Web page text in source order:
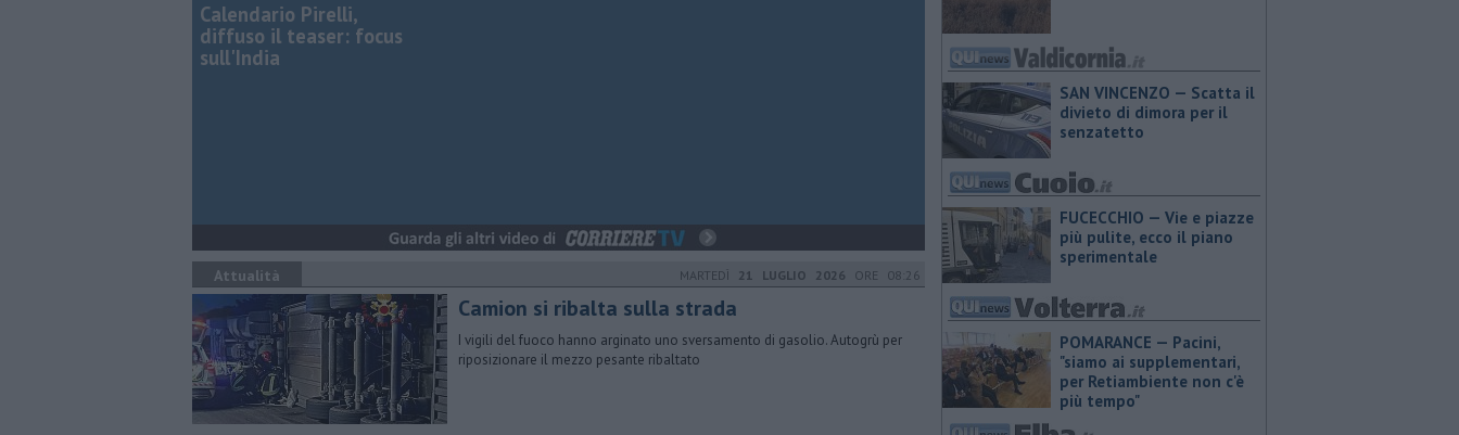
Calendario Pirelli,
diffuso il teaser: focus
sull'India
Attualità MARTEDÌ 21 LUGLIO 2026 ORE 08:26
Camion si ribalta sulla strada
I vigili del fuoco hanno arginato uno sversamento di gasolio. Autogrù per
riposizionare il mezzo pesante ribaltato
SAN VINCENZO — Scatta il
divieto di dimora per il
senzatetto
FUCECCHIO — Vie e piazze
più pulite, ecco il piano
sperimentale
POMARANCE — Pacini,
"siamo ai supplementari,
per Retiambiente non c'è
più tempo"